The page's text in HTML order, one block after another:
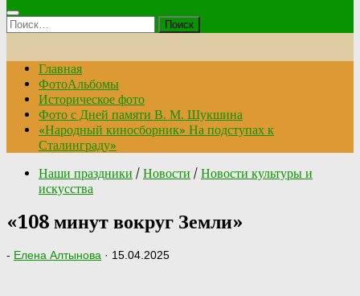
Найти:
Главная
ФотоАльбомы
Историческое фото
Фото с Дней памяти В. М. Шукшина
«Народный киносборник» На подступах к
Сталинграду»
Наши праздники / Новости / Новости культуры и
искусства
«108 минут вокруг Земли»
- Елена Алтынова · 15.04.2025